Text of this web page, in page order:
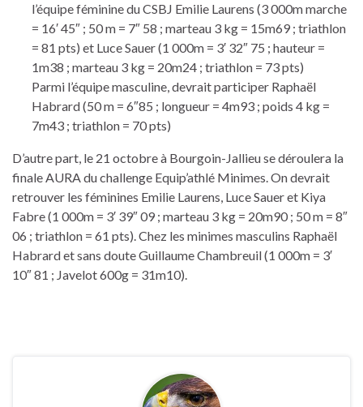
l’équipe féminine du CSBJ Emilie Laurens (3 000m marche
= 16′ 45″ ; 50 m = 7″ 58 ; marteau 3 kg = 15m69 ; triathlon
= 81 pts) et Luce Sauer (1 000m = 3′ 32″ 75 ; hauteur =
1m38 ; marteau 3 kg = 20m24 ; triathlon = 73 pts)
Parmi l’équipe masculine, devrait participer Raphaël
Habrard (50 m = 6″85 ; longueur = 4m93 ; poids 4 kg =
7m43 ; triathlon = 70 pts)
D’autre part, le 21 octobre à Bourgoin-Jallieu se déroulera la
finale AURA du challenge Equip’athlé Minimes. On devrait
retrouver les féminines Emilie Laurens, Luce Sauer et Kiya
Fabre (1 000m = 3′ 39″ 09 ; marteau 3 kg = 20m90 ; 50 m = 8″
06 ; triathlon = 61 pts). Chez les minimes masculins Raphaël
Habrard et sans doute Guillaume Chambreuil (1 000m = 3′
10″ 81 ; Javelot 600g = 31m10).